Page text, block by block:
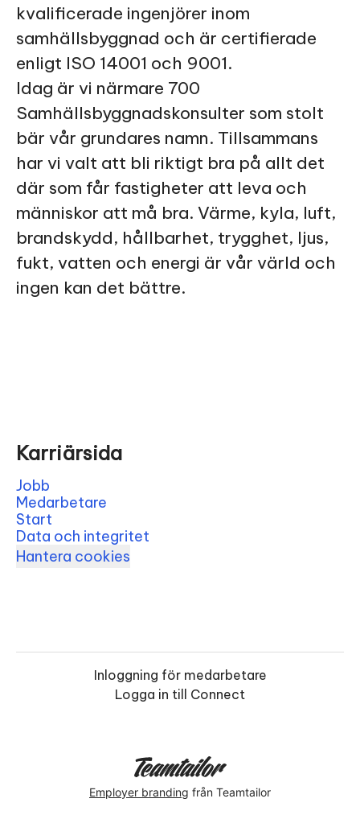
kvalificerade ingenjörer inom
samhällsbyggnad och är certifierade
enligt ISO 14001 och 9001.
Idag är vi närmare 700
Samhällsbyggnadskonsulter som stolt
bär vår grundares namn. Tillsammans
har vi valt att bli riktigt bra på allt det
där som får fastigheter att leva och
människor att må bra. Värme, kyla, luft,
brandskydd, hållbarhet, trygghet, ljus,
fukt, vatten och energi är vår värld och
ingen kan det bättre.
Karriärsida
Jobb
Medarbetare
Start
Data och integritet
Hantera cookies
Inloggning för medarbetare
Logga in till Connect
Employer branding från Teamtailor